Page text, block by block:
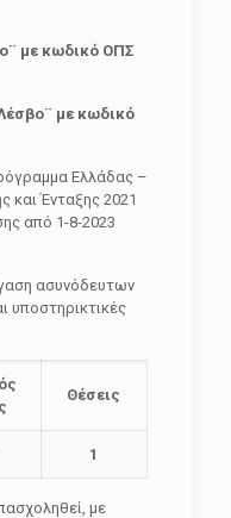
με κωδικό ΟΠΣ
με κωδικό
Ελλάδας –
και Ένταξης 2021
από 1-8-2023
ασυνόδευτων
υποστηρικτικές
Θέσεις
1
με